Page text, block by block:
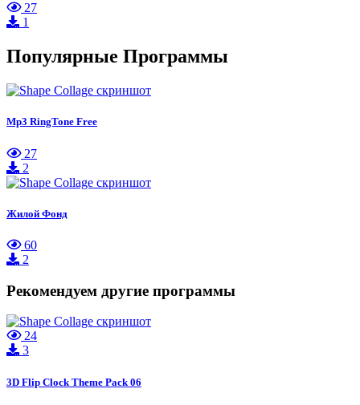
27
1
Популярные Программы
Mp3 RingTone Free
27
2
Жилой Фонд
60
2
Рекомендуем другие программы
24
3
3D Flip Clock Theme Pack 06